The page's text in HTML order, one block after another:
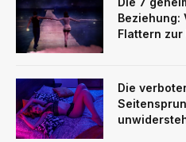
Beziehung:
Flattern
Die